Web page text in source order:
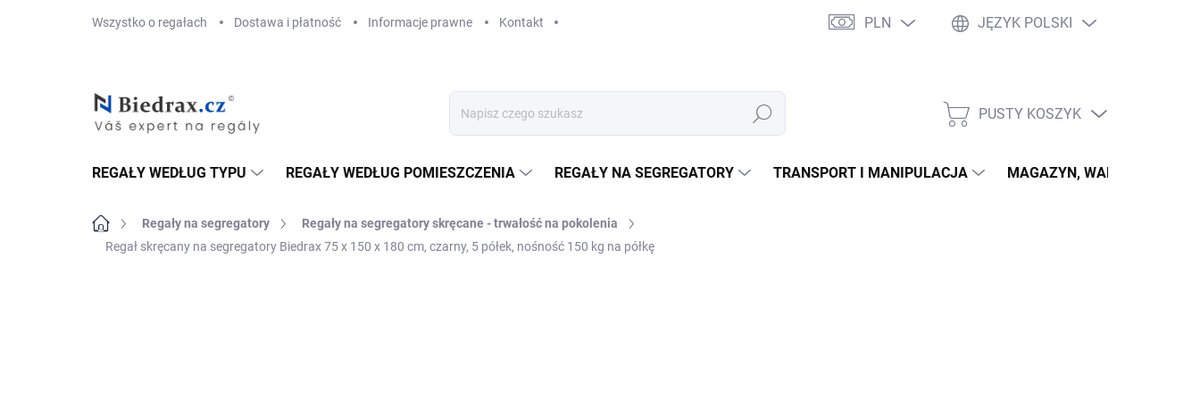
Wszystko o regałach Dostawa i płatność Informacje prawne Kontakt PLN JĘZYK POLSKI
Szukaj KOSZYK
PUSTY KOSZYK
REGAŁY WEDŁUG TYPU REGAŁY WEDŁUG POMIESZCZENIA REGAŁY NA SEGREGATORY TRANSPORT I MANIPULACJA MAGAZYN, WARSZTAT
Home Regały na segregatory
Regały na segregatory skręcane - trwałość na pokolenia
Regał skręcany na segregatory Biedrax 75 x 150 x 180 cm, czarny, 5 półek, nośność 150 kg na półkę